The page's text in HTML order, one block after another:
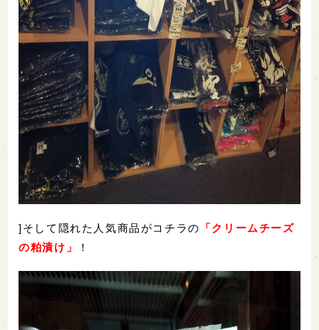
]そして隠れた人気商品がコチラの
「クリームチーズ
の粕漬け」
！